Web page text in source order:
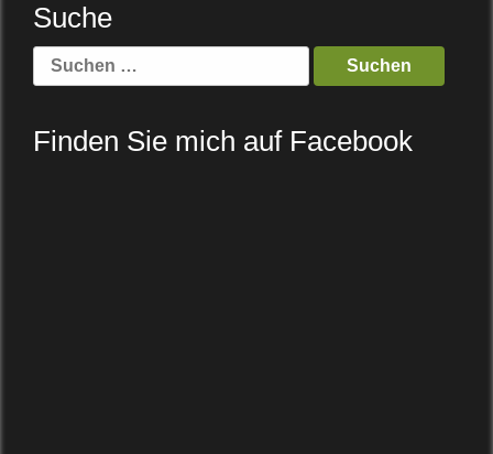
Suche
Suche
nach:
Finden Sie mich auf Facebook